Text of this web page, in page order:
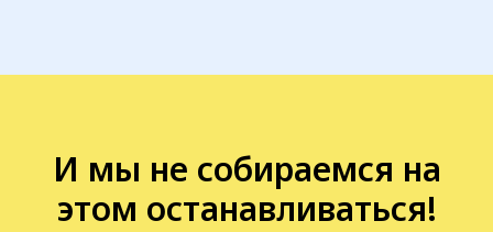
И мы не собираемся на
этом останавливаться!
об Оригомед